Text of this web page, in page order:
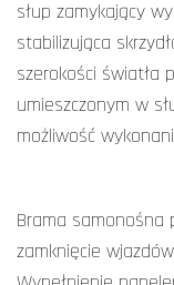
słup zamykający
stabilizująca
szerokości światła
umieszczonym w
możliwość
Brama samonośna
zamknięcie